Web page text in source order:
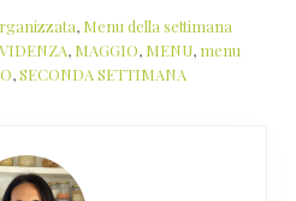
, Menu della settimana
, MAGGIO, MENU, menu
,SECONDA SETTIMANA